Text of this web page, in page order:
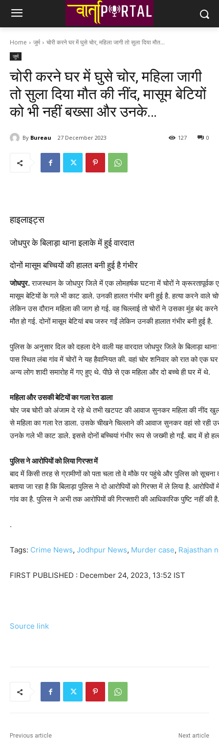
Home जुर्म चोरी करने घर में घुसे चोर, महिला जागी तो सुला दिया मौत...
जुर्म
चोरी करने घर में घुसे चोर, महिला जागी
तो सुला दिया मौत की नींद, मासूम बेटियों
को भी नहीं बख्सा और उनके…
By Bureau 27 December 2023 0
127
हाइलाइट्स
जोधपुर के बिलाड़ा थाना इलाके में हुई वारदात
दोनों मासूम बच्चियों की हालत बनी हुई है गंभीर
जोधपुर.राजस्थान के जोधपुर जिले में एक लोमहर्षक घटना में चोरों ने क्रूरतापूर्वक
मासूम बेटियों के गले भी काट डाले. उनकी हालत गंभीर बनी हुई है. हत्या करने
लेकिन उस दौरान महिला की जाग हो गई. वह चिल्लाई तो चोरों ने उसका मुंह बंद
मौत हो गई. दोनों मासूम बेटियां बच जरुर गईं लेकिन उनकी हालात गंभीर बनी हुई है.
पुलिस के अनुसार दिल को दहला देने वाली यह वारदात जोधपुर जिले के बिलाड़ा
पास स्थित लंबा गांव में चोरों ने यह हैवानियत की. वहां चोर शनिवार को रात को
अन्य लोग शादी समारोह में गए हुए थे. पीछे से एक महिला और दो बच्चे ही घर में थे.
महिला और उसकी बेटियों का गला रेत डाला
चोर जब चोरी को अंजाम दे रहे थे तभी खटपट की आवाज सुनकर महिला की नींद खुल
से महिला का गला रेत डाला. उसके चीखने चिल्लाने की आवाज सुनकर वहां सो रही
उनके गले भी काट डाले. इससे दोनों बच्चियां गंभीर रूप से जख्मी हो गईं. बाद में हो
पुलिस ने आरोपियों को लिया गिरफ्त में
बाद में किसी तरह से ग्रामीणों को पता चला तो वे मौके पर पहुंचे और पुलिस को
बताया जा रहा है कि बिलाड़ा पुलिस ने दो आरोपियों को गिरफ्त में ले लिया है.
गांव का है. पुलिस ने अभी तक आरोपियों की गिरफ्तारी की आधिकारिक पुष्टि नहीं
.
Tags: Crime News, Jodhpur News, Murder case, Rajasthan
FIRST PUBLISHED : December 24, 2023, 13:52 IST
Source link
Previous article Next article